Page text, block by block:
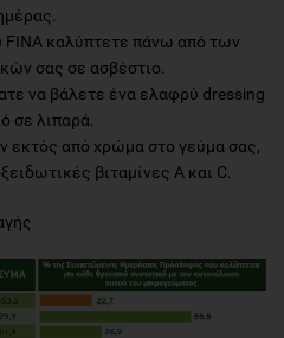
FINA καλύπτετε πάνω από των
σας σε ασβέστιο.
να βάλετε ένα ελαφρύ dressing
σε λιπαρά.
εκτός από χρώμα στο γεύμα σας,
βιταμίνες Α και C.